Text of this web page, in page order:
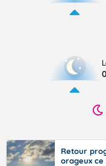
Retour
orageux ce